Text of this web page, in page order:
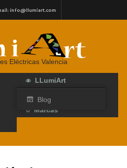
info@llumiart.com
Eléctricas Valencia
LLumiArt
Blog
Servicios
Marcas